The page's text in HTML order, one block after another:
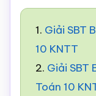
1. Giải SBT
10 KNTT
2. Giải SBT
Toán 10